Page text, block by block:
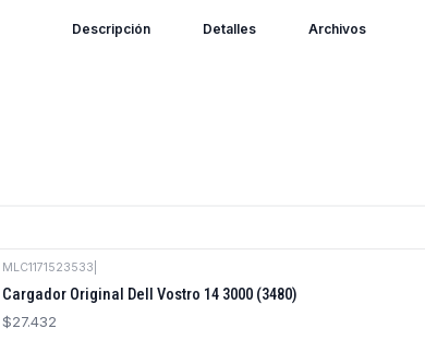
Descripción Detalles Archivos
MLC1171523533
Cargador Original Dell Vostro 14 3000 (3480)
$27.432